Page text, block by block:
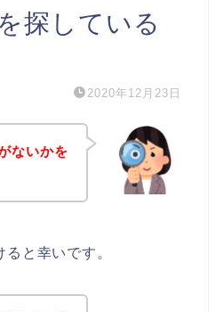
探している
2020年12月23日
ないかを
と幸いです。